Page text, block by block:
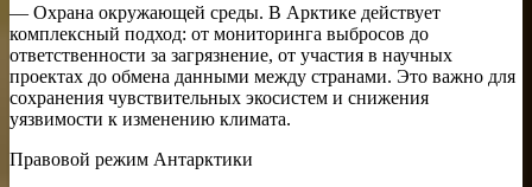
— Охрана окружающей среды. В Арктике действует
комплексный подход: от мониторинга выбросов до
ответственности за загрязнение, от участия в научных
проектах до обмена данными между странами. Это важно для
сохранения чувствительных экосистем и снижения
уязвимости к изменению климата.
Правовой режим Антарктики